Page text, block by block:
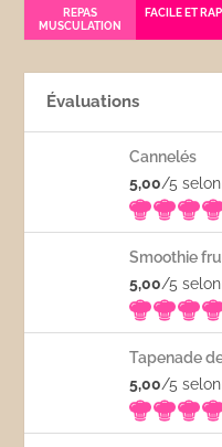
REPAS
MUSCULATION
FACILE ET
Évaluations
Cannelés
5,00/5
Smoothie
5,00/5
Tapenade
5,00/5